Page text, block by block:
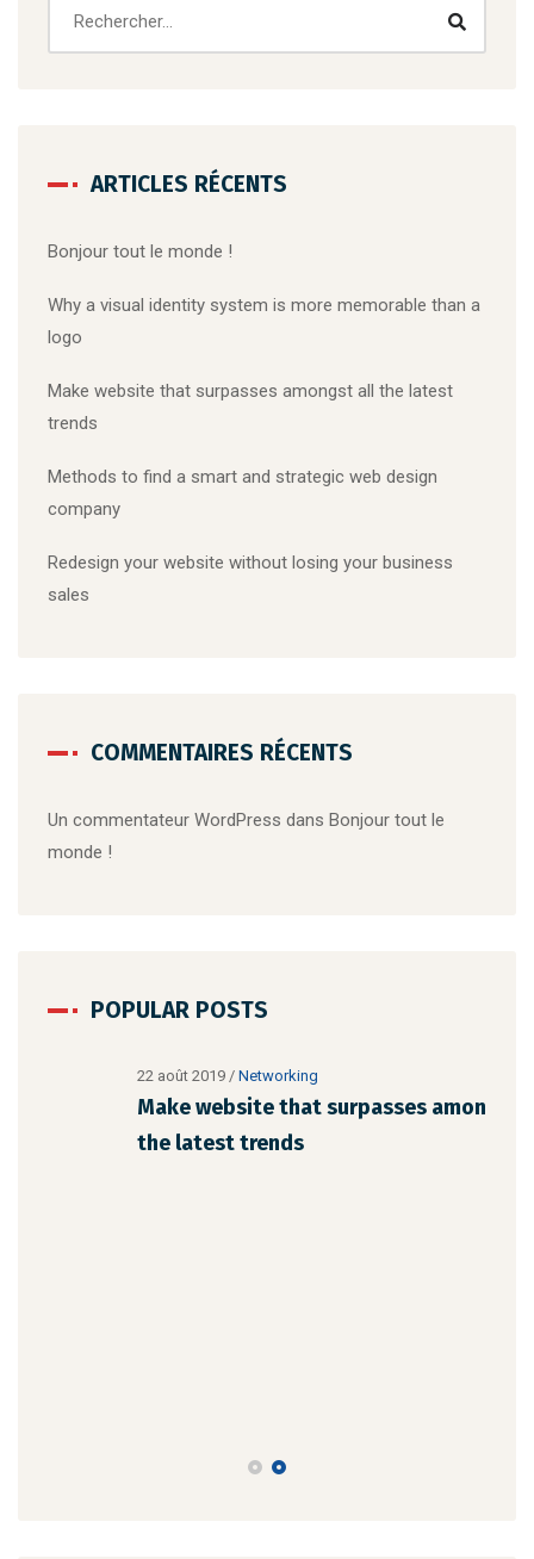
ARTICLES RÉCENTS
Bonjour tout le monde !
Why a visual identity system is more memorable than a
logo
Make website that surpasses amongst all the latest
trends
Methods to find a smart and strategic web design
company
Redesign your website without losing your business
sales
COMMENTAIRES RÉCENTS
Un commentateur WordPress dans Bonjour tout le
monde !
POPULAR POSTS
/Networking
Make website that surpasses amongst all
the latest trends